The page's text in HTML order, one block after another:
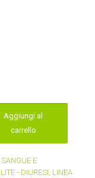
Aggiungi al
carrello
E
- DIURESI LINEA